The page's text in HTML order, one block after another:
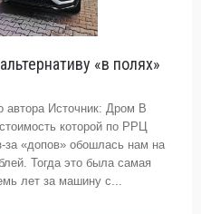
«в полях»
автора Источник: Дром В
которой по РРЦ
за «допов» обошлась нам на
Тогда это была самая
лет за машину с...